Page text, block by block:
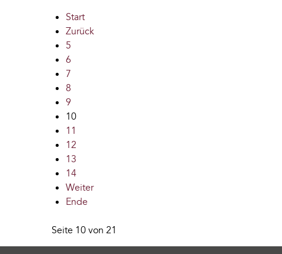
Start
Zurück
5
6
7
8
9
10
11
12
13
14
Weiter
Ende
Seite 10 von 21